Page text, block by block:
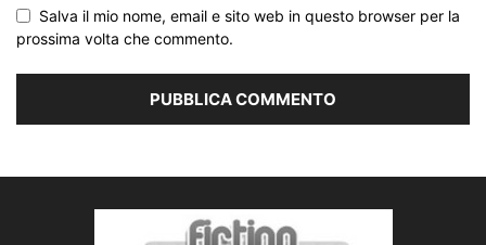
Salva il mio nome, email e sito web in questo browser per la
prossima volta che commento.